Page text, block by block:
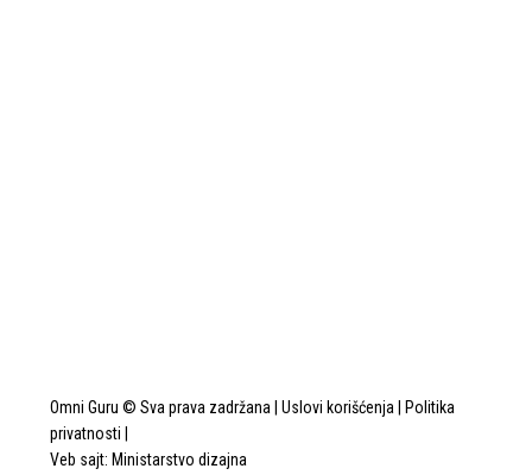
Omni Guru © Sva prava zadržana | Uslovi korišćenja|
Politika
privatnosti
Veb sajt: Ministarstvo dizajna